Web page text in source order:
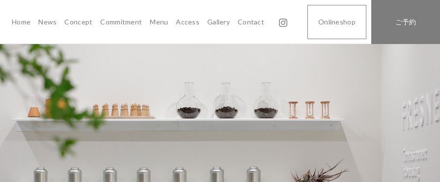
Home News Concept Commitment Menu Access Gallery Contact Onlineshop ご予約